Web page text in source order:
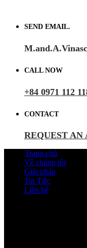
SEND EMAIL.
CALL NOW
+84 0971 112
CONTACT
REQUEST
Trang chủ
Về chúng tôi
Giải pháp
Tin Tức
Liên hệ